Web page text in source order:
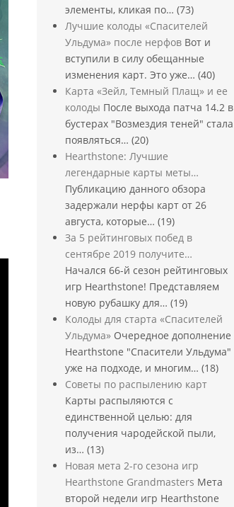
элементы, кликая по… (73)
Лучшие колоды «Спасителей
Ульдума» после нерфов Вот и
вступили в силу обещанные
изменения карт. Это уже… (40)
Карта «Зейл, Темный Плащ» и ее
колоды После выхода патча 14.2 в
бустерах "Возмездия теней" стала
появляться… (20)
Hearthstone: Лучшие
легендарные карты меты…
Публикацию данного обзора
задержали нерфы карт от 26
августа, которые… (19)
За 5 рейтинговых побед в
сентябре 2019 получите…
Начался 66-й сезон рейтинговых
игр Hearthstone! Представляем
новую рубашку для… (19)
Колоды для старта «Спасителей
Ульдума» Очередное дополнение
Hearthstone "Спасители Ульдума"
уже на подходе, и многим… (18)
Советы по распылению карт
Карты распыляются с
единственной целью: для
получения чародейской пыли,
из… (13)
Новая мета 2-го сезона игр
Hearthstone Grandmasters Мета
второй недели игр Hearthstone